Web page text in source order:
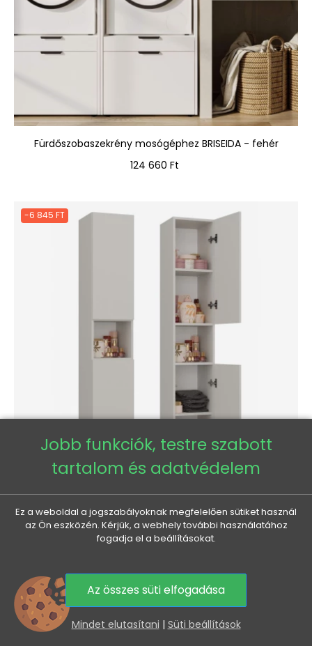
Fürdőszobaszekrény mosógéphez BRISEIDA - fehér
Ár
124 660 Ft
-6 845 FT
Normál
ár
39 960 Ft Ár
33 115 Ft
-28 170 FT
0
Jobb funkciók, testre szabott
tartalom és adatvédelem
Ez a weboldal a jogszabályoknak megfelelően sütiket használ
az Ön eszközén. Kérjük, a webhely további használatához
fogadja el a beállításokat.
Az összes süti elfogadása
Mindet elutasítani | Süti beállítások